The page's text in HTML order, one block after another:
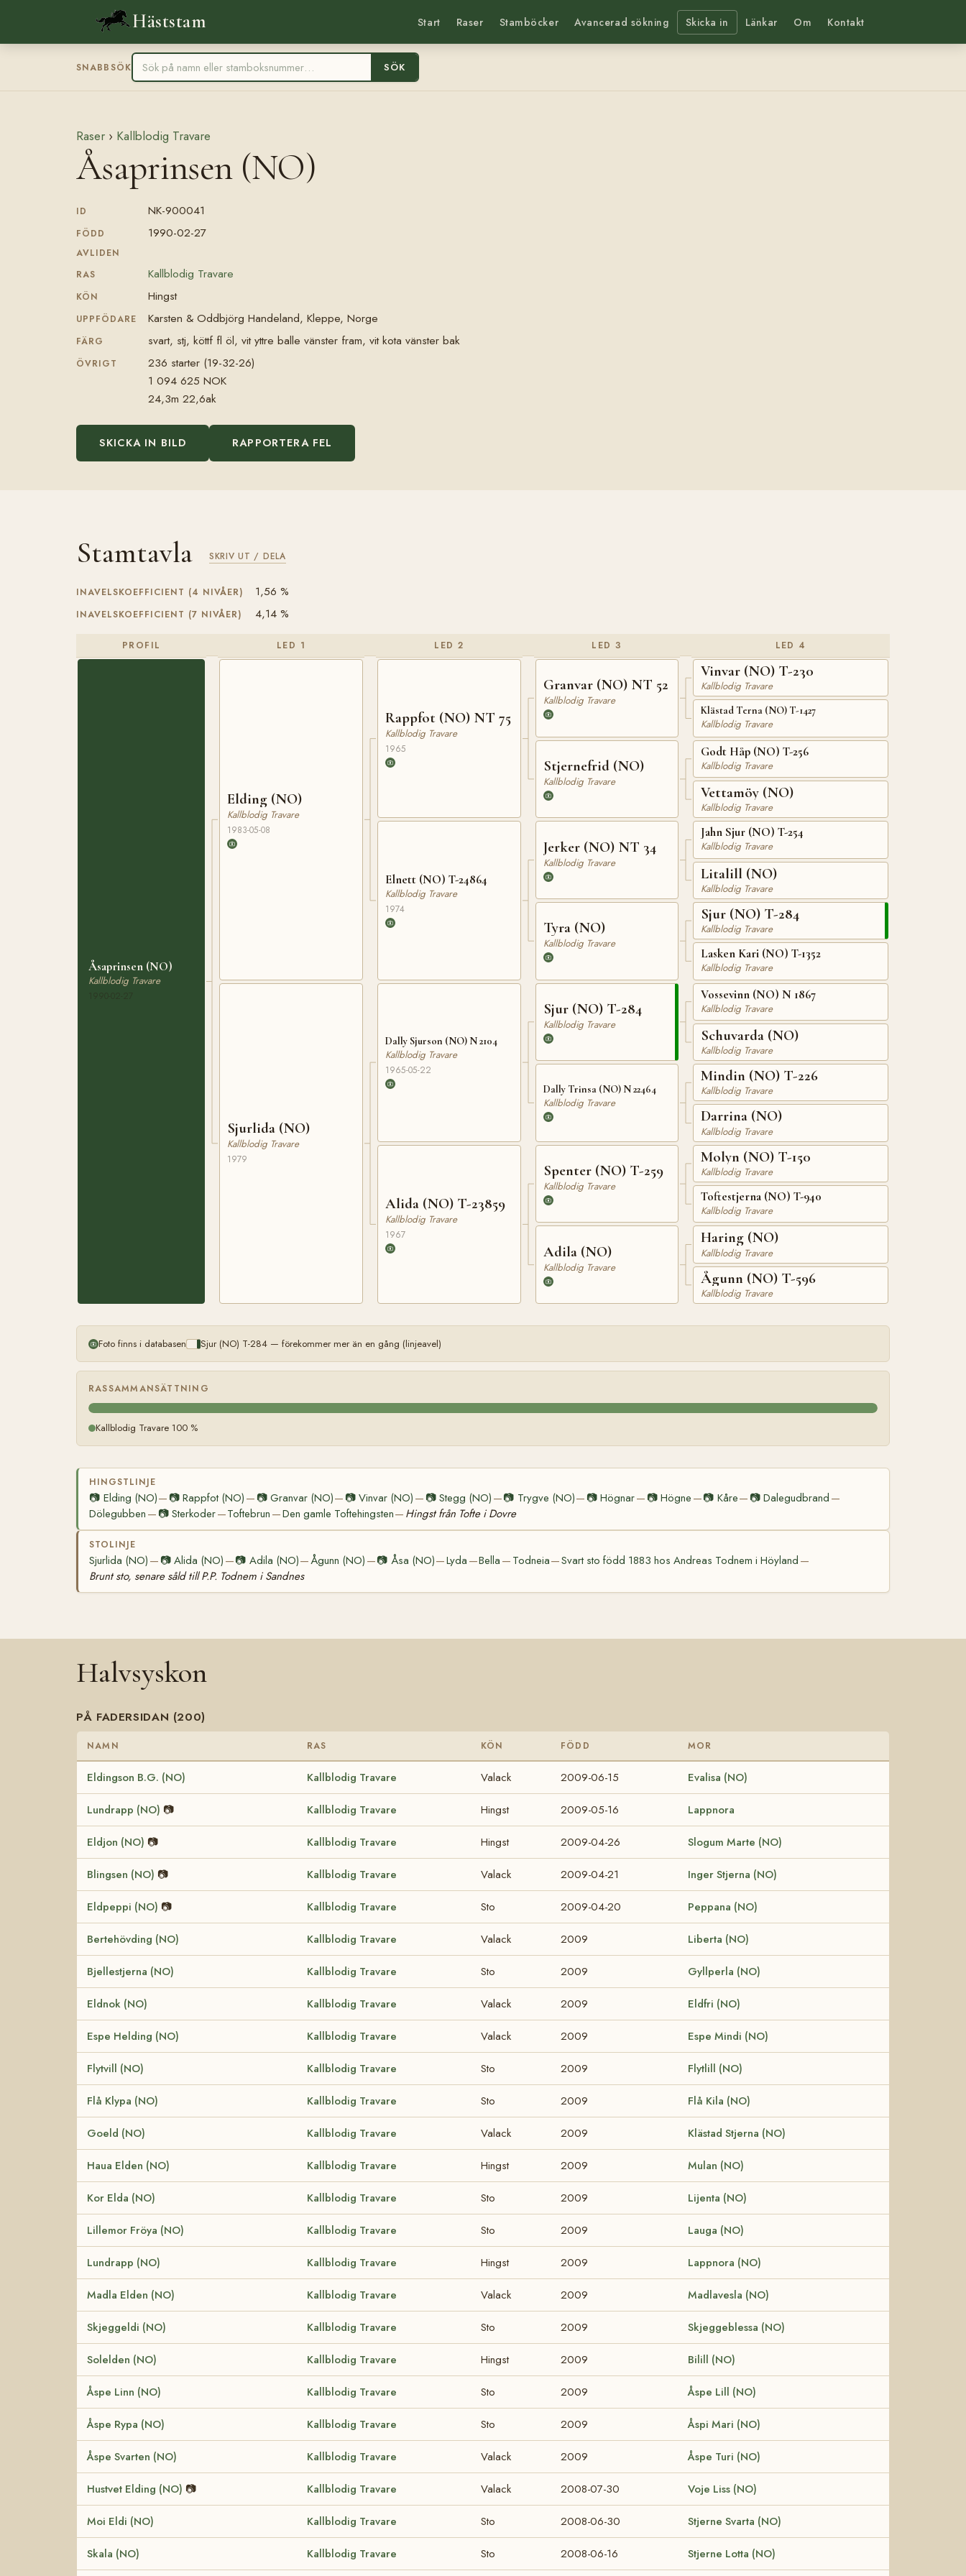
Häststam Start Raser Stamböcker Avancerad sökning Skicka in Länkar Om Kontakt
SNABBSÖK SÖK
Raser › Kallblodig Travare
Åsaprinsen (NO)
ID NK-900041
FÖDD 1990-02-27
AVLIDEN
RAS
Kallblodig Travare
KÖN Hingst
UPPFÖDARE Karsten & Oddbjörg Handeland, Kleppe, Norge
FÄRG svart, stj, köttf fl öl, vit yttre balle vänster fram, vit kota vänster bak
ÖVRIGT
236 starter (19-32-26)
1 094 625 NOK
24,3m 22,6ak
SKICKA IN BILD RAPPORTERA FEL
Stamtavla SKRIV UT / DELA
INAVELSKOEFFICIENT (4 NIVÅER) 1,56 %
INAVELSKOEFFICIENT (7 NIVÅER) 4,14 %
PROFIL
Åsaprinsen (NO)
Kallblodig Travare
LED 1
Elding (NO)
Kallblodig Travare
1983-05-08
Sjurlida (NO)
Kallblodig Travare
1979
LED 2
Rappfot (NO) NT 75
Kallblodig Travare
1965
Elnett (NO) T-24864
Kallblodig Travare
1974
Dally Sjurson (NO) N 2104
Kallblodig Travare
1965-05-22
Alida (NO) T-23859
Kallblodig Travare
1967
LED 3
Granvar (NO) NT 52
Kallblodig Travare
Stjernefrid (NO)
Kallblodig Travare
Jerker (NO) NT 34
Kallblodig Travare
Tyra (NO)
Kallblodig Travare
Sjur (NO) T-284
Kallblodig Travare
Dally Trinsa (NO) N 22464
Kallblodig Travare
Spenter (NO) T-259
Kallblodig Travare
Adila (NO)
Kallblodig Travare
LED 4
Vinvar (NO) T-230
Kallblodig Travare
Klästad Terna (NO) T-1427
Kallblodig Travare
Godt Håp (NO) T-256
Kallblodig Travare
Vettamöy (NO)
Kallblodig Travare
Jahn Sjur (NO) T-254
Kallblodig Travare
Litalill (NO)
Kallblodig Travare
Sjur (NO) T-284
Kallblodig Travare
Lasken Kari (NO) T-1352
Kallblodig Travare
Vossevinn (NO) N 1867
Kallblodig Travare
Schuvarda (NO)
Kallblodig Travare
Mindin (NO) T-226
Kallblodig Travare
Darrina (NO)
Kallblodig Travare
Molyn (NO) T-150
Kallblodig Travare
Toftestjerna (NO) T-940
Kallblodig Travare
Haring (NO)
Kallblodig Travare
Ågunn (NO) T-596
Kallblodig Travare
Foto finns i databasen Sjur (NO) T-284 — förekommer mer än en gång (linjeavel)
RASSAMMANSÄTTNING
Kallblodig Travare 100 %
HINGSTLINJE
📷 Elding (NO)— 📷Rappfot (NO) — 📷 Granvar (NO)— 📷 Vinvar (NO) — 📷Stegg (NO) —📷 Trygve (NO)— 📷Högnar— 📷Högne —📷 Kåre— 📷Dalegudbrand —
Dölegubben — 📷Sterkoder—Toftebrun —Den gamle Toftehingsten— Hingst från Tofte i Dovre
STOLINJE
Sjurlida (NO) — 📷Alida (NO) —📷 Adila (NO)—Ågunn (NO) —📷 Åsa (NO)—Lyda —Bella — Todneia—Svart sto född 1883 hos Andreas Todnem i Höyland —
Brunt sto, senare såld till P.P. Todnem i Sandnes
Halvsyskon
PÅ FADERSIDAN (200)
NAMN RAS KÖN FÖDD MOR
Eldingson B.G. (NO) Kallblodig Travare Valack 2009-06-15 Evalisa (NO)
Lundrapp (NO) 📷 Kallblodig Travare Hingst 2009-05-16 Lappnora
Eldjon (NO) 📷 Kallblodig Travare Hingst 2009-04-26 Slogum Marte (NO)
Blingsen (NO) 📷 Kallblodig Travare Valack 2009-04-21 Inger Stjerna (NO)
Eldpeppi (NO) 📷 Kallblodig Travare Sto 2009-04-20 Peppana (NO)
Bertehövding (NO) Kallblodig Travare Valack 2009 Liberta (NO)
Bjellestjerna (NO) Kallblodig Travare Sto 2009 Gyllperla (NO)
Eldnok (NO) Kallblodig Travare Valack 2009 Eldfri (NO)
Espe Helding (NO) Kallblodig Travare Valack 2009 Espe Mindi (NO)
Flytvill (NO) Kallblodig Travare Sto 2009 Flytlill (NO)
Flå Klypa (NO) Kallblodig Travare Sto 2009 Flå Kila (NO)
Goeld (NO) Kallblodig Travare Valack 2009 Klästad Stjerna (NO)
Haua Elden (NO) Kallblodig Travare Hingst 2009 Mulan (NO)
Kor Elda (NO) Kallblodig Travare Sto 2009 Lijenta (NO)
Lillemor Fröya (NO) Kallblodig Travare Sto 2009 Lauga (NO)
Lundrapp (NO) Kallblodig Travare Hingst 2009 Lappnora (NO)
Madla Elden (NO) Kallblodig Travare Valack 2009 Madlavesla (NO)
Skjeggeldi (NO) Kallblodig Travare Sto 2009 Skjeggeblessa (NO)
Solelden (NO) Kallblodig Travare Hingst 2009 Bilill (NO)
Åspe Linn (NO) Kallblodig Travare Sto 2009 Åspe Lill (NO)
Åspe Rypa (NO) Kallblodig Travare Sto 2009 Åspi Mari (NO)
Åspe Svarten (NO) Kallblodig Travare Valack 2009 Åspe Turi (NO)
Hustvet Elding (NO) 📷 Kallblodig Travare Valack 2008-07-30 Voje Liss (NO)
Moi Eldi (NO) Kallblodig Travare Sto 2008-06-30 Stjerne Svarta (NO)
Skala (NO) Kallblodig Travare Sto 2008-06-16 Stjerne Lotta (NO)